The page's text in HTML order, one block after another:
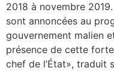
2018 à novembre
sont annoncées au
gouvernement malien
présence de cette
chef de l’État», traduit